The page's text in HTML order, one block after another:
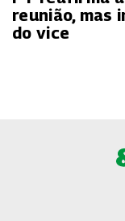
reunião, mas
do vice